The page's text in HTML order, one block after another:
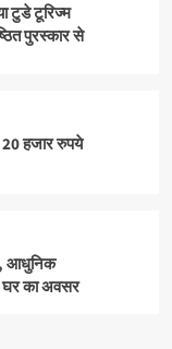
टुडे टूरिज्म
पुरस्कार से
20 हजार रुपये
आधुनिक
घर का अवसर